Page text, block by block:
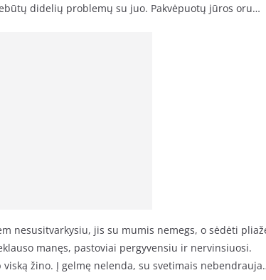
didelių problemų su juo. Pakvėpuotų jūros oru…
nesusitvarkysiu, jis su mumis nemegs, o sėdėti
manęs, pastoviai pergyvensiu ir nervinsiuosi.
žino. Į gelmę nelenda, su svetimais